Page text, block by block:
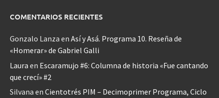
COMENTARIOS RECIENTES
Gonzalo Lanza en Así y Asá. Programa 10. Reseña de
«Homerar» de Gabriel Galli
Laura en Escaramujo #6: Columna de historia «Fue cantando
que crecí» #2
Silvana en Cientotrés PIM – Decimoprimer Programa, Ciclo